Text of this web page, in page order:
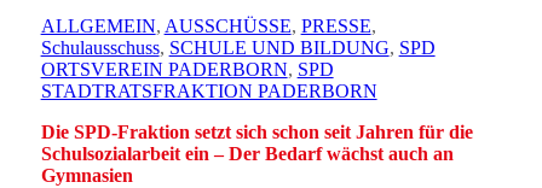
ALLGEMEIN, AUSSCHÜSSE, PRESSE,
Schulausschuss, SCHULE UND BILDUNG, SPD
ORTSVEREIN PADERBORN, SPD
STADTRATSFRAKTION PADERBORN
Die SPD-Fraktion setzt sich schon seit Jahren für die
Schulsozialarbeit ein – Der Bedarf wächst auch an
Gymnasien